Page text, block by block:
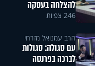
להצלחה בעסקה
246 צפיות
הרב עמנואל מזרחי
עם סגולה: סגולות
לברכה בפרנסה